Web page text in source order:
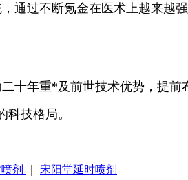
通过不断氪金在医术上越来越强
十年重*及前世技术优势，提
技格局。
剂 宋阳堂延时喷剂